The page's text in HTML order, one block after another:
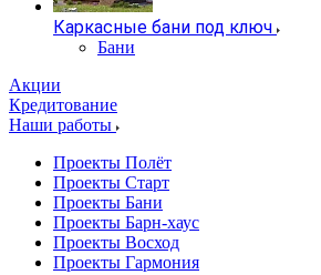
Каркасные бани под ключ
Бани
Акции
Кредитование
Наши работы
Проекты Полёт
Проекты Старт
Проекты Бани
Проекты Барн-хаус
Проекты Восход
Проекты Гармония